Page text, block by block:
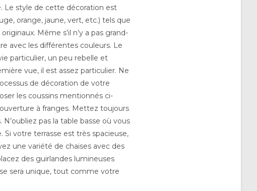
Le style de cette décoration est
orange, jaune, vert, etc.) tels que
Même s’il n’y a pas grand-
avec les différentes couleurs. Le
particulier, un peu rebelle et
vue, il est assez particulier. Ne
de décoration de votre
les coussins mentionnés ci-
à franges. Mettez toujours
pas la table basse où vous
votre terrasse est très spacieuse,
une variété de chaises avec des
des guirlandes lumineuses
sera unique, tout comme votre